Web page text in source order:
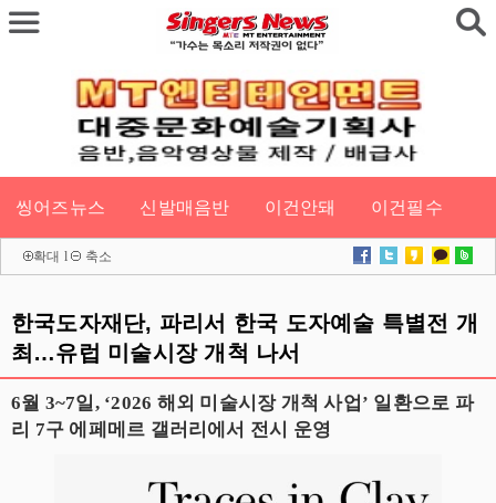
씽어즈뉴스 신발매음반 이건안돼 이건필수
확대 l 축소
한국도자재단, 파리서 한국 도자예술 특별전 개
최…유럽 미술시장 개척 나서
6월 3~7일, ‘2026 해외 미술시장 개척 사업’ 일환으로 파
리 7구 에페메르 갤러리에서 전시 운영